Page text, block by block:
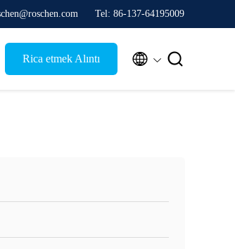
Tel: 86-137-64195009
Rica etmek Alıntı  